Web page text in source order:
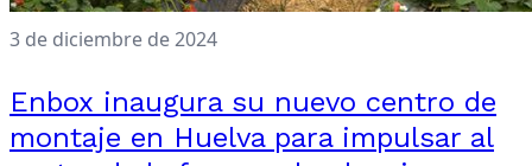
3 de diciembre de 2024
Enbox inaugura su nuevo centro de
montaje en Huelva para impulsar al